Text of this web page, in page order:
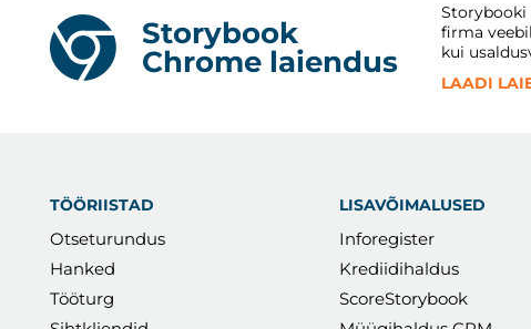
Storybook
Chrome laiendus
Storybooki
firma
kui
LAADI
TÖÖRIISTAD
Otseturundus
Hanked
Tööturg
LISAVÕIMALUSED
Inforegister
Krediidihaldus
ScoreStorybook